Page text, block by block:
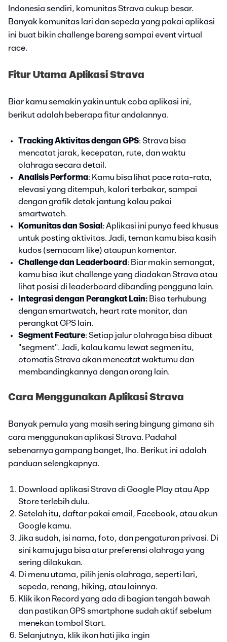
Indonesia sendiri, komunitas Strava cukup besar.
Banyak komunitas lari dan sepeda yang pakai aplikasi
ini buat bikin challenge bareng sampai event virtual
race.
Fitur Utama Aplikasi Strava
Biar kamu semakin yakin untuk coba aplikasi ini,
berikut adalah beberapa fitur andalannya.
Tracking Aktivitas dengan GPS: Strava bisa
mencatat jarak, kecepatan, rute, dan waktu
olahraga secara detail.
Analisis Performa: Kamu bisa lihat pace rata-rata,
elevasi yang ditempuh, kalori terbakar, sampai
dengan grafik detak jantung kalau pakai
smartwatch.
Komunitas dan Sosial : Aplikasi ini punya feed khusus
untuk posting aktivitas. Jadi, teman kamu bisa kasih
kudos (semacam like) ataupun komentar.
Challenge dan Leaderboard : Biar makin semangat,
kamu bisa ikut challenge yang diadakan Strava atau
lihat posisi di leaderboard dibanding pengguna lain.
Integrasi dengan Perangkat Lain: Bisa terhubung
dengan smartwatch, heart rate monitor, dan
perangkat GPS lain.
Segment Feature: Setiap jalur olahraga bisa dibuat
"segment". Jadi, kalau kamu lewat segmen itu,
otomatis Strava akan mencatat waktumu dan
membandingkannya dengan orang lain.
Cara Menggunakan Aplikasi Strava
Banyak pemula yang masih sering bingung gimana sih
cara menggunakan aplikasi Strava. Padahal
sebenarnya gampang banget, lho. Berikut ini adalah
panduan selengkapnya.
Download aplikasi Strava di Google Play atau App
Store terlebih dulu.
Setelah itu, daftar pakai email, Facebook, atau akun
Google kamu.
Jika sudah, isi nama, foto, dan pengaturan privasi. Di
sini kamu juga bisa atur preferensi olahraga yang
sering dilakukan.
Di menu utama, pilih jenis olahraga, seperti lari,
sepeda, renang, hiking, atau lainnya.
Klik ikon Record yang ada di bagian tengah bawah
dan pastikan GPS smartphone sudah aktif sebelum
menekan tombol Start.
Selanjutnya, klik ikon hati jika ingin